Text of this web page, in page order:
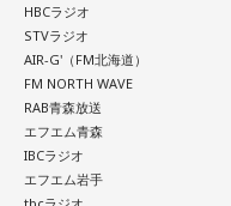
HBCラジオ
STVラジオ
AIR-G'（FM北海道）
FM NORTH WAVE
RAB青森放送
エフエム青森
IBCラジオ
エフエム岩手